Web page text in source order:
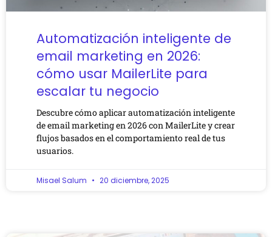
Automatización inteligente de
email marketing en 2026:
cómo usar MailerLite para
escalar tu negocio
Descubre cómo aplicar automatización inteligente
de email marketing en 2026 con MailerLite y crear
flujos basados en el comportamiento real de tus
usuarios.
Misael Salum 20 diciembre, 2025